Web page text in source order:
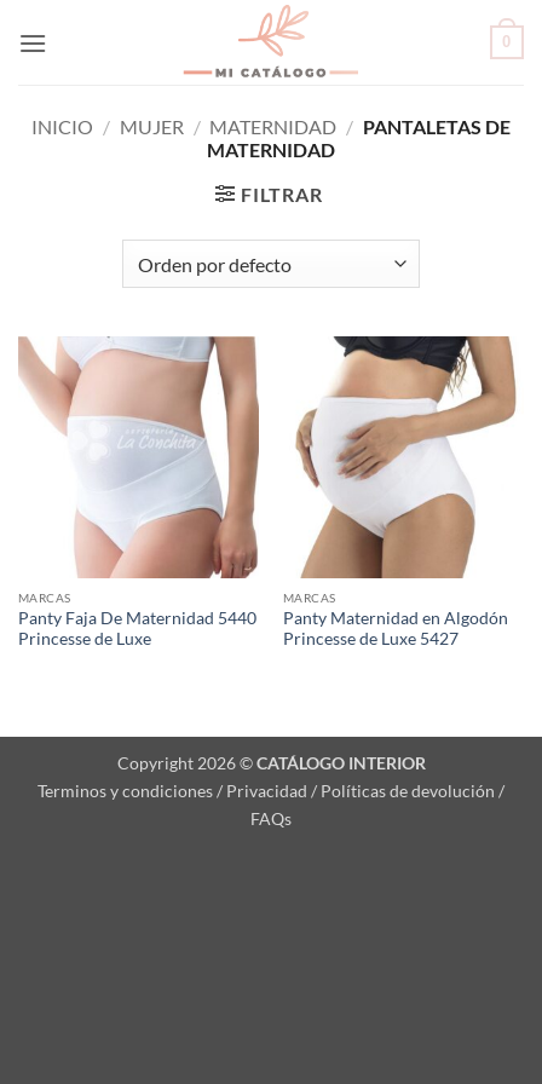
0
INICIO / MUJER / MATERNIDAD / PANTALETAS DE
MATERNIDAD
FILTRAR
MARCAS
Panty Faja De Maternidad 5440
Princesse de Luxe
MARCAS
Panty Maternidad en Algodón
Princesse de Luxe 5427
Copyright 2026 ©CATÁLOGO INTERIOR
Terminos y condiciones / Privacidad / Políticas de devolución /
FAQs